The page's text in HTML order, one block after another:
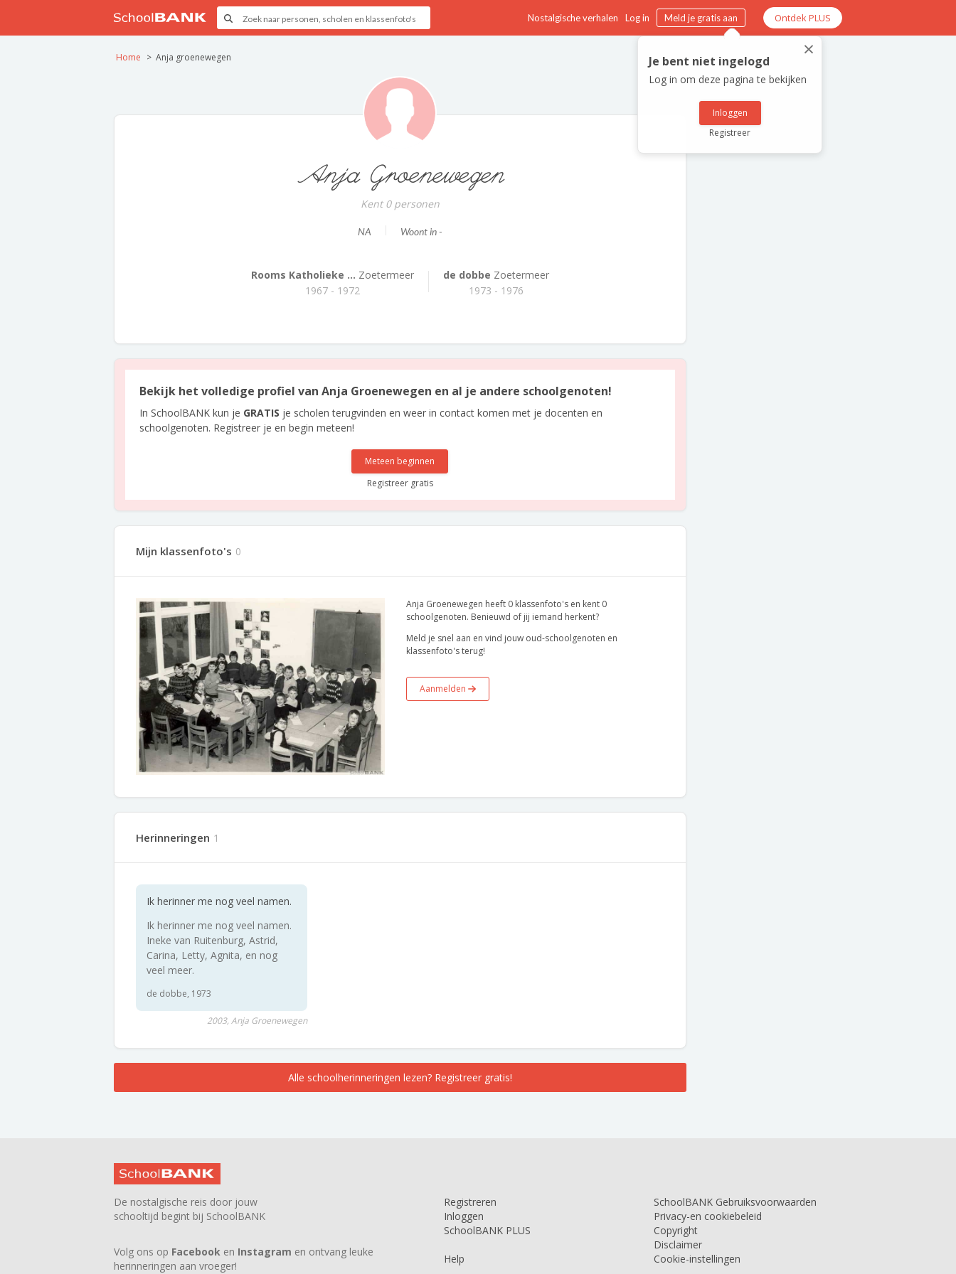
Nostalgische verhalen Log in Meld je gratis aan Ontdek PLUS
×
Je bent niet ingelogd
Log in om deze pagina te bekijken
Inloggen
Registreer
Home Anja groenewegen
Anja Groenewegen
Kent 0 personen
NA Woont in -
Rooms Katholieke ... Zoetermeer
1967 - 1972
de dobbe Zoetermeer
1973 - 1976
Bekijk het volledige profiel van Anja Groenewegen en al je andere schoolgenoten!
In SchoolBANK kun je GRATIS je scholen terugvinden en weer in contact komen met je docenten en
schoolgenoten. Registreer je en begin meteen!
Meteen beginnen
Registreer gratis
Mijn klassenfoto's 0
Anja Groenewegen heeft 0 klassenfoto's en kent 0
schoolgenoten. Benieuwd of jij iemand herkent?
Meld je snel aan en vind jouw oud-schoolgenoten en
klassenfoto's terug!
Aanmelden
Herinneringen 1
Ik herinner me nog veel namen.
Ik herinner me nog veel namen.
Ineke van Ruitenburg, Astrid,
Carina, Letty, Agnita, en nog
veel meer.
de dobbe, 1973
2003, Anja Groenewegen
Alle schoolherinneringen lezen? Registreer gratis!
De nostalgische reis door jouw
schooltijd begint bij SchoolBANK
Volg ons op Facebook en Instagram en ontvang leuke
herinneringen aan vroeger!
Registreren
Inloggen
SchoolBANK PLUS
Help
SchoolBANK Gebruiksvoorwaarden
Privacy-en cookiebeleid
Copyright
Disclaimer
Cookie-instellingen